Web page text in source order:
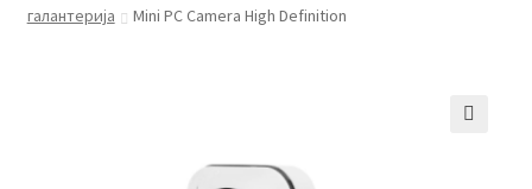
Контакт
галантерија
Mini PC Camera High Definition